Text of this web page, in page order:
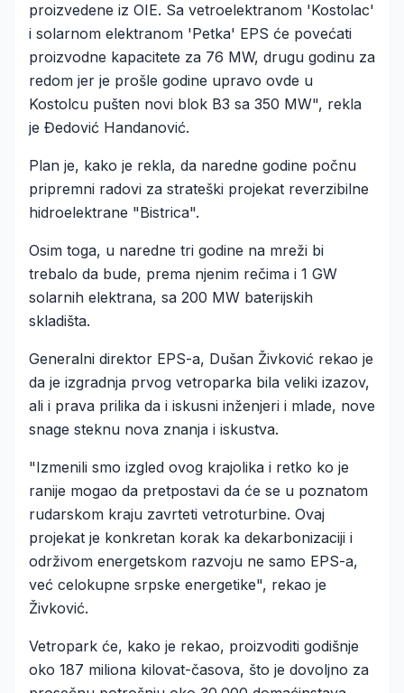
proizvedene iz OIE. Sa vetroelektranom 'Kostolac'
i solarnom elektranom 'Petka' EPS će povećati
proizvodne kapacitete za 76 MW, drugu godinu za
redom jer je prošle godine upravo ovde u
Kostolcu pušten novi blok B3 sa 350 MW", rekla
je Đedović Handanović.
Plan je, kako je rekla, da naredne godine počnu
pripremni radovi za strateški projekat reverzibilne
hidroelektrane "Bistrica".
Osim toga, u naredne tri godine na mreži bi
trebalo da bude, prema njenim rečima i 1 GW
solarnih elektrana, sa 200 MW baterijskih
skladišta.
Generalni direktor EPS-a, Dušan Živković rekao je
da je izgradnja prvog vetroparka bila veliki izazov,
ali i prava prilika da i iskusni inženjeri i mlade, nove
snage steknu nova znanja i iskustva.
"Izmenili smo izgled ovog krajolika i retko ko je
ranije mogao da pretpostavi da će se u poznatom
rudarskom kraju zavrteti vetroturbine. Ovaj
projekat je konkretan korak ka dekarbonizaciji i
održivom energetskom razvoju ne samo EPS-a,
već celokupne srpske energetike", rekao je
Živković.
Vetropark će, kako je rekao, proizvoditi godišnje
oko 187 miliona kilovat-časova, što je dovoljno za